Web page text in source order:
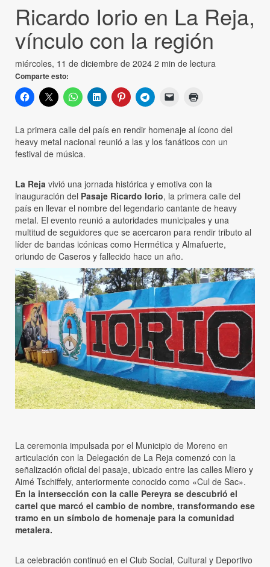
Ricardo Iorio en La Reja,
vínculo con la región
miércoles, 11 de diciembre de 2024 2 min de lectura
Comparte esto:
La primera calle del país en rendir homenaje al ícono del
heavy metal nacional reunió a las y los fanáticos con un
festival de música.
La Reja vivió una jornada histórica y emotiva con la
inauguración del Pasaje Ricardo Iorio, la primera calle del
país en llevar el nombre del legendario cantante de heavy
metal. El evento reunió a autoridades municipales y una
multitud de seguidores que se acercaron para rendir tributo al
líder de bandas icónicas como Hermética y Almafuerte,
oriundo de Caseros y fallecido hace un año.
La ceremonia impulsada por el Municipio de Moreno en
articulación con la Delegación de La Reja comenzó con la
señalización oficial del pasaje, ubicado entre las calles Miero y
Aimé Tschiffely, anteriormente conocido como «Cul de Sac».
En la intersección con la calle Pereyra se descubrió el
cartel que marcó el cambio de nombre, transformando ese
tramo en un símbolo de homenaje para la comunidad
metalera.
La celebración continuó en el Club Social, Cultural y Deportivo